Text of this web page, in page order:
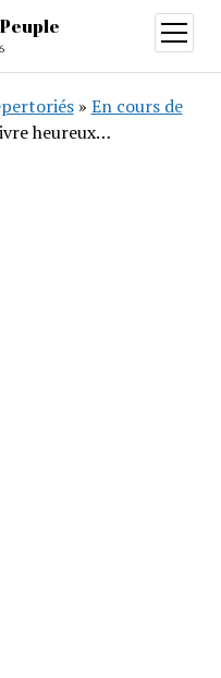
ouvrir
menu
» En cours de
heureux…